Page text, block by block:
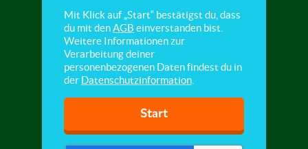
Mit Klick auf „Start“ bestätigst du, dass
du mit denAGB einverstanden bist.
Weitere Informationen zur
Verarbeitung deiner
personenbezogenen Daten findest du in
der Datenschutzinformation
Start